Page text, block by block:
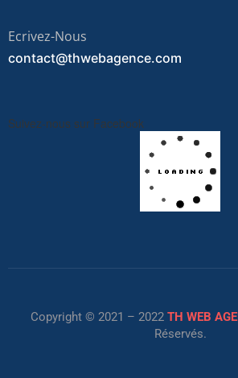
Ecrivez-Nous
contact@thwebagence.com
Suivez-nous sur Facebook
Copyright © 2021 – 2022 TH WEB
Réservés.